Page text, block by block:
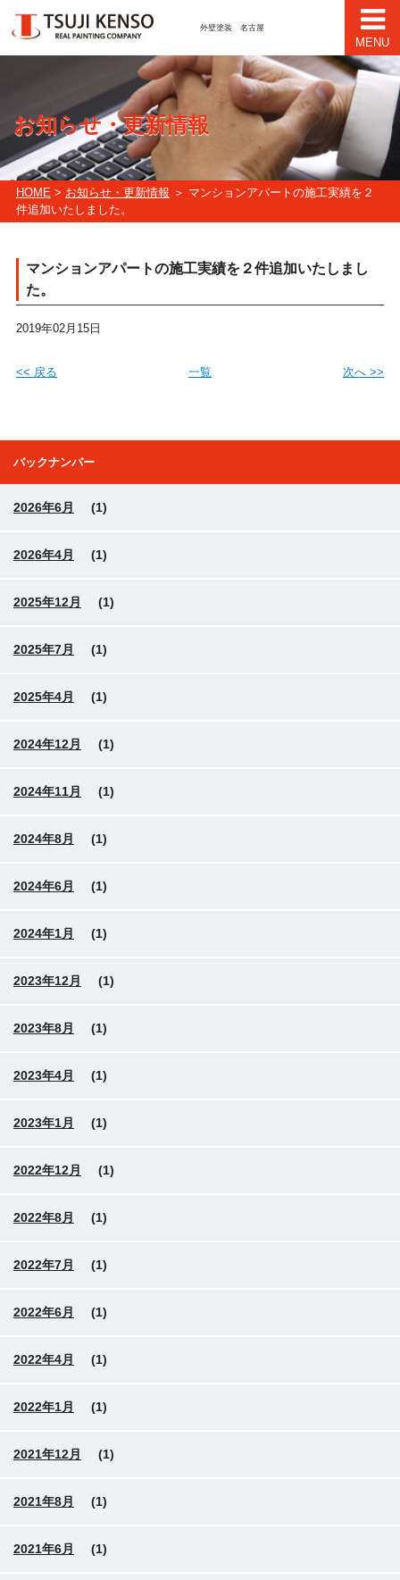
外壁塗装 名古屋
MENU
お知らせ・更新情報
HOME> お知らせ・更新情報 ＞ マンションアパートの施工実績を２
件追加いたしました。
マンションアパートの施工実績を２件追加いたしまし
た。
2019年02月15日
<< 戻る 一覧 次へ >>
バックナンバー
2026年6月 (1)
2026年4月 (1)
2025年12月 (1)
2025年7月 (1)
2025年4月 (1)
2024年12月 (1)
2024年11月 (1)
2024年8月 (1)
2024年6月 (1)
2024年1月 (1)
2023年12月 (1)
2023年8月 (1)
2023年4月 (1)
2023年1月 (1)
2022年12月 (1)
2022年8月 (1)
2022年7月 (1)
2022年6月 (1)
2022年4月 (1)
2022年1月 (1)
2021年12月 (1)
2021年8月 (1)
2021年6月 (1)